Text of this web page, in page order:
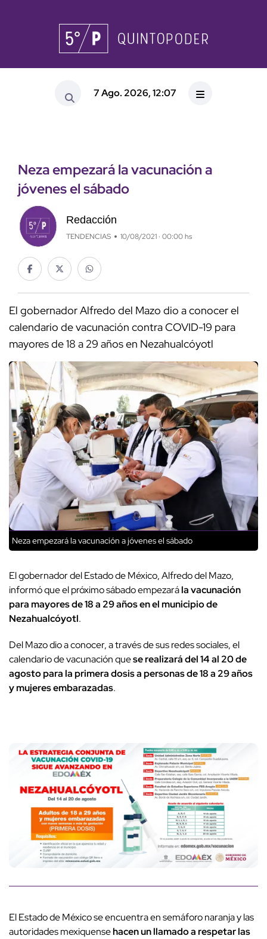
7 Ago. 2026, 12:07
Neza empezará la vacunación a
jóvenes el sábado
Redacción
TENDENCIAS 10/08/2021 · 00:00 hs
El gobernador Alfredo del Mazo dio a conocer el
calendario de vacunación contra COVID-19 para
mayores de 18 a 29 años en Nezahualcóyotl
Neza empezará la vacunación a jóvenes el sábado
El gobernador del Estado de México, Alfredo del Mazo,
informó que el próximo sábado empezarála vacunación
para mayores de 18 a 29 años en el municipio de
Nezahualcóyotl.
Del Mazo dio a conocer, a través de sus redes sociales, el
calendario de vacunación quese realizará del 14 al 20 de
agosto para la primera dosis a personas de 18 a 29 años
y mujeres embarazadas.
El Estado de México se encuentra en semáforo naranja y las
autoridades mexiquensehacen un llamado a respetar las